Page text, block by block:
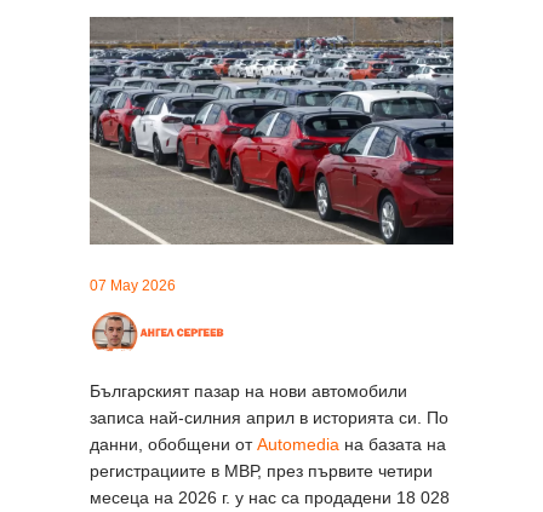
07 May 2026
Българският пазар на нови автомобили
записа най-силния април в историята си. По
данни, обобщени отAutomedia на базата на
регистрациите в МВР, през първите четири
месеца на 2026 г. у нас са продадени 18 028